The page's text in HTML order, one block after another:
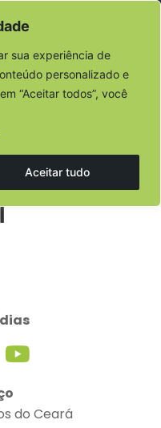
sua experiência de
personalizado e
“Aceitar todos”, você
Aceitar tudo
do Ceará